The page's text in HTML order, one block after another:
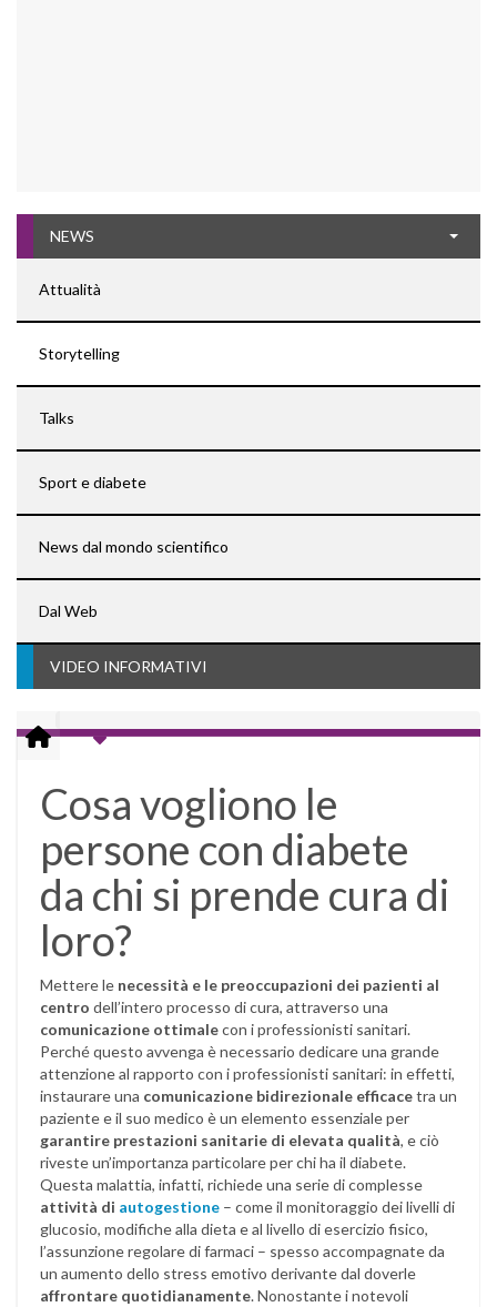
NEWS
Attualità
Storytelling
Talks
Sport e diabete
News dal mondo scientifico
Dal Web
VIDEO INFORMATIVI
Cosa vogliono le
persone con diabete
da chi si prende cura di
loro?
Mettere le necessità e le preoccupazioni dei pazienti al
centro dell’intero processo di cura, attraverso una
comunicazione ottimalecon i professionisti sanitari.
Perché questo avvenga è necessario dedicare una grande
attenzione al rapporto con i professionisti sanitari: in effetti,
instaurare una comunicazione bidirezionale efficacetra un
paziente e il suo medico è un elemento essenziale per
garantire prestazioni sanitarie di elevata qualità, e ciò
riveste un’importanza particolare per chi ha il diabete.
Questa malattia, infatti, richiede una serie di complesse
attività di autogestione – come il monitoraggio dei livelli di
glucosio, modifiche alla dieta e al livello di esercizio fisico,
l’assunzione regolare di farmaci – spesso accompagnate da
un aumento dello stress emotivo derivante dal doverle
affrontare quotidianamente. Nonostante i notevoli